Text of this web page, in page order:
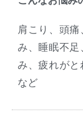
肩こり、頭
み、睡眠不足
み、疲れが
など